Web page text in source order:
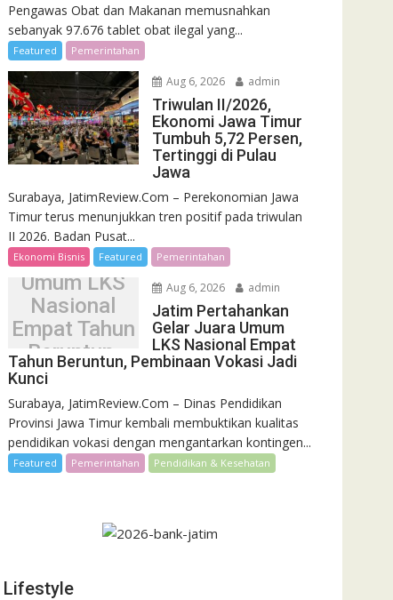
Pengawas Obat dan Makanan memusnahkan
sebanyak 97.676 tablet obat ilegal yang...
Featured Pemerintahan
Aug 6, 2026 admin
Triwulan II/2026,
Ekonomi Jawa Timur
Tumbuh 5,72 Persen,
Tertinggi di Pulau
Jawa
Surabaya, JatimReview.Com – Perekonomian Jawa
Timur terus menunjukkan tren positif pada triwulan
II 2026. Badan Pusat...
Ekonomi Bisnis Featured Pemerintahan
Jatim
Pertahankan
Gelar Juara
Umum LKS
Nasional
Empat Tahun
Beruntun,
Pembinaan
Vokasi Jadi
Kunci
Aug 6, 2026 admin
Jatim Pertahankan
Gelar Juara Umum
LKS Nasional Empat
Tahun Beruntun, Pembinaan Vokasi Jadi
Kunci
Surabaya, JatimReview.Com – Dinas Pendidikan
Provinsi Jawa Timur kembali membuktikan kualitas
pendidikan vokasi dengan mengantarkan kontingen...
Featured Pemerintahan Pendidikan & Kesehatan
Lifestyle